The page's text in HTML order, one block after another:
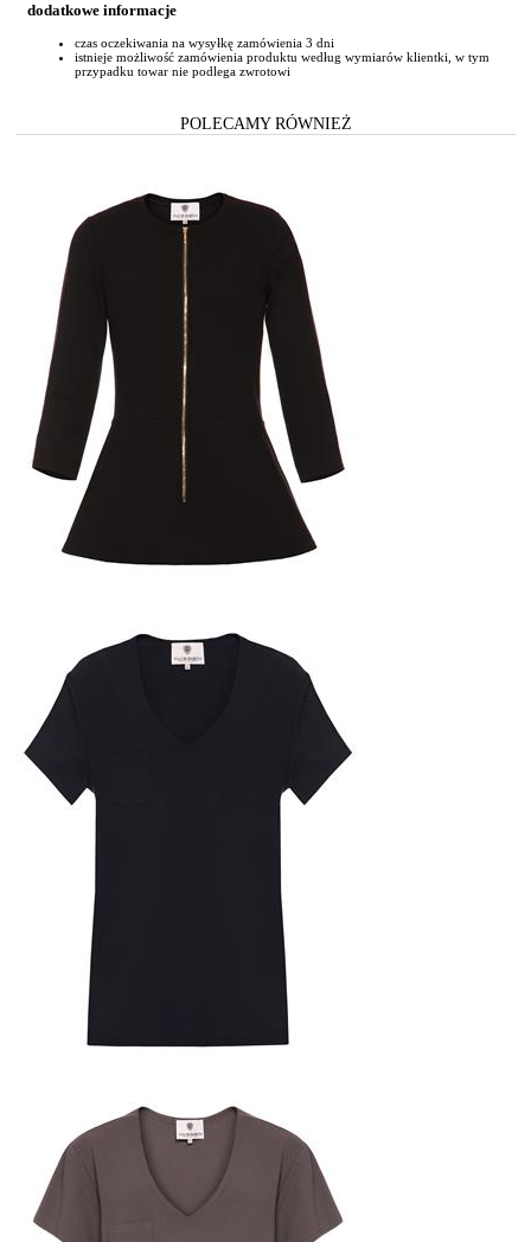
dodatkowe informacje
czas oczekiwania na wysyłkę zamówienia 3 dni
istnieje możliwość zamówienia produktu według wymiarów klientki, w tym
przypadku towar nie podlega zwrotowi
POLECAMY RÓWNIEŻ